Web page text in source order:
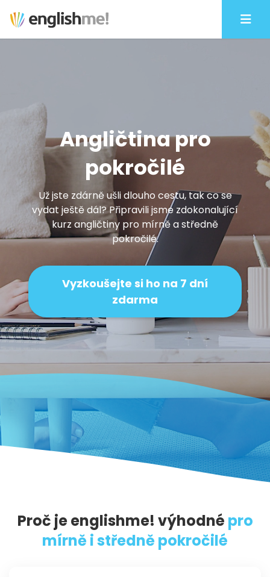
Angličtina pro
pokročilé
Už jste zdárně ušli dlouho cestu, tak co se
vydat ještě dál?Připravili jsme zdokonalující
kurz angličtiny pro mírně a středně
pokročilé.
Vyzkoušejte si ho na 7 dní
zdarma
Proč jeenglishme! výhodné pro
mírně i středně pokročilé